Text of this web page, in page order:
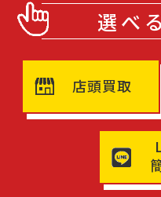
選べ
店頭買取